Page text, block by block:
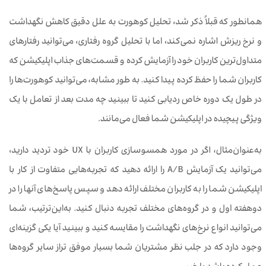
همانطور که قبلاً ذکر شد، تحلیل کوهورت به علل دقیق کاهش نگهداشت
و نرخ ریزش اشاره نمی‌کند، اما با تحلیل گروه رفتاری، می‌توانید رفتارهای
متداول‌ترین کاربران خود را آزمایش کرده و قسمت‌های جذاب اپلیکیشن که
کاربران شما را حفظ کرده پیدا کنید. به طور مشابه، می‌توانید کوهورت‌ها را
در طول یک دوره خاص ردیابی کنید تا ببینید چه مدت بعد از تعامل با یک
ویژگی پیچیده در اپلیکیشن شما فعال می‌مانند.
به‌عنوان‌مثال، اگر در مورد همسوسازی کاربران با UX خود تردید دارید،
می‌توانید یک آزمایش A/B را ارائه دهید که تجربه‌هایی متفاوت از کار با
اپلیکیشن شما را به کاربران مختلف ارائه دهد و سپس پاسخ‌های آنها را در
دوهفته اول و در گروه‌های مختلف تجربه دنبال کنید. به‌این‌ترتیب، شما
می‌توانید انواع نرخ‌های نگهداشت را مقایسه کنید و ببینید آیا یکی گزینه‌ای
وجود دارد که در جلب نظر مشتریان شما بسیار موفق تراز سایر گروه‌ها